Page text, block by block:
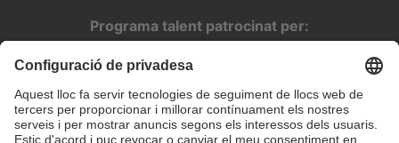
Programa talent patrocinat per: